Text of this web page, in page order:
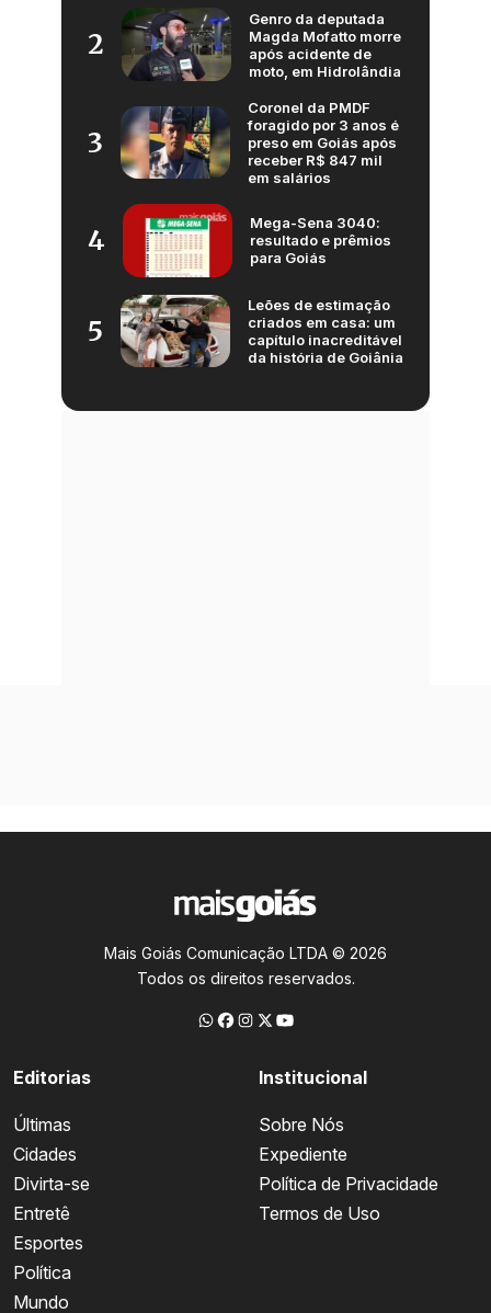
2
Genro da deputada
Magda Mofatto morre
após acidente de
moto, em Hidrolândia
3
Coronel da PMDF
foragido por 3 anos é
preso em Goiás após
receber R$ 847 mil
em salários
4
Mega-Sena 3040:
resultado e prêmios
para Goiás
5
Leões de estimação
criados em casa: um
capítulo inacreditável
da história de Goiânia
Mais Goiás Comunicação LTDA © 2026
Todos os direitos reservados.
Editorias
Últimas
Cidades
Divirta-se
Entretê
Esportes
Política
Mundo
Institucional
Sobre Nós
Expediente
Política de Privacidade
Termos de Uso